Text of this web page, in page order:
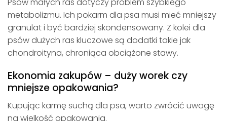
Psów małych ras dotyczy problem szybkiego
metabolizmu. Ich pokarm dla psa musi mieć mniejszy
granulat i być bardziej skondensowany. Z kolei dla
psów dużych ras kluczowe są dodatki takie jak
chondroityna, chroniąca obciążone stawy.
Ekonomia zakupów – duży worek czy
mniejsze opakowania?
Kupując karmę suchą dla psa, warto zwrócić uwagę
na wielkość opakowania.